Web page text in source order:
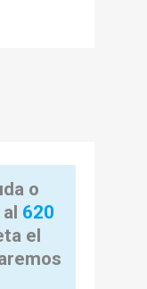
o
620
el